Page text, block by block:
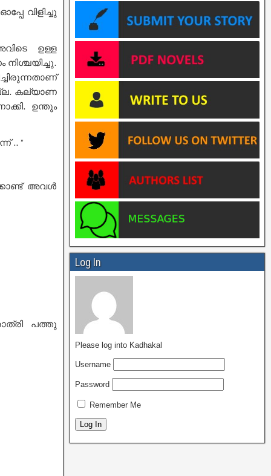
വിളിച്ചു
ഉള്ള
കല്യാണ
ഉന്തും
.. ”
അവൾ
പത്തു
Log In
Please log into Kadhakal
Username
Password
Remember Me